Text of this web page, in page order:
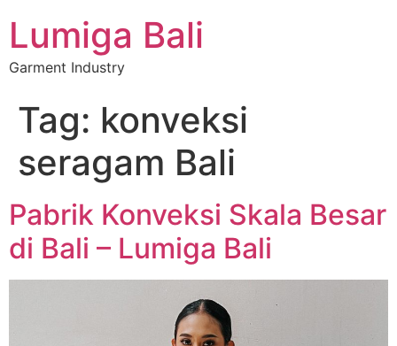
Lumiga Bali
Garment Industry
Tag: konveksi
seragam Bali
Pabrik Konveksi Skala Besar
di Bali – Lumiga Bali